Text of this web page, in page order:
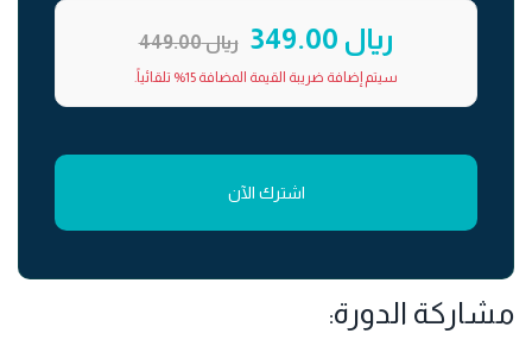
ريال 349.00 ريال 449.00
سيتم إضافة ضريبة القيمة المضافة 15% تلقائياً.
اشترك الآن
مشاركة الدورة: